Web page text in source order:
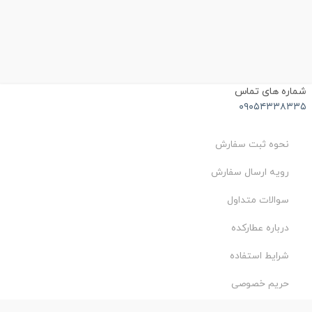
های تماس
نحوه ثبت سفارش
رویه ارسال سفارش
سوالات متداول
درباره عطارکده
شرایط استفاده
حریم خصوصی